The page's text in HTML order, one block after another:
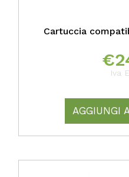
Cartuccia
€
Iva
AGGIUNGI